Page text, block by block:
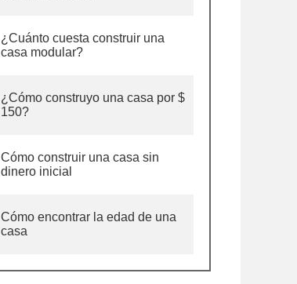
¿Cuánto cuesta construir una
casa modular?
¿Cómo construyo una casa por $
150?
Cómo construir una casa sin
dinero inicial
Cómo encontrar la edad de una
casa